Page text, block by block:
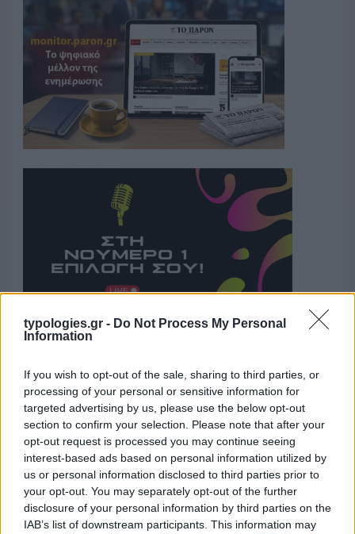
typologies.gr - Do Not Process My Personal
Information
If you wish to opt-out of the sale, sharing to third parties, or
processing of your personal or sensitive information for
targeted advertising by us, please use the below opt-out
section to confirm your selection. Please note that after your
opt-out request is processed you may continue seeing
interest-based ads based on personal information utilized by
us or personal information disclosed to third parties prior to
your opt-out. You may separately opt-out of the further
disclosure of your personal information by third parties on the
IAB’s list of downstream participants. This information may